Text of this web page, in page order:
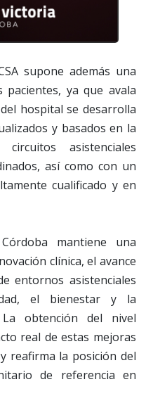
supone además una
ya que avala
hospital se desarrolla
y basados en la
asistenciales
así como con un
cualificado y en
mantiene una
clínica, el avance
entornos asistenciales
el bienestar y la
obtención del nivel
real de estas mejoras
reafirma la posición del
de referencia en